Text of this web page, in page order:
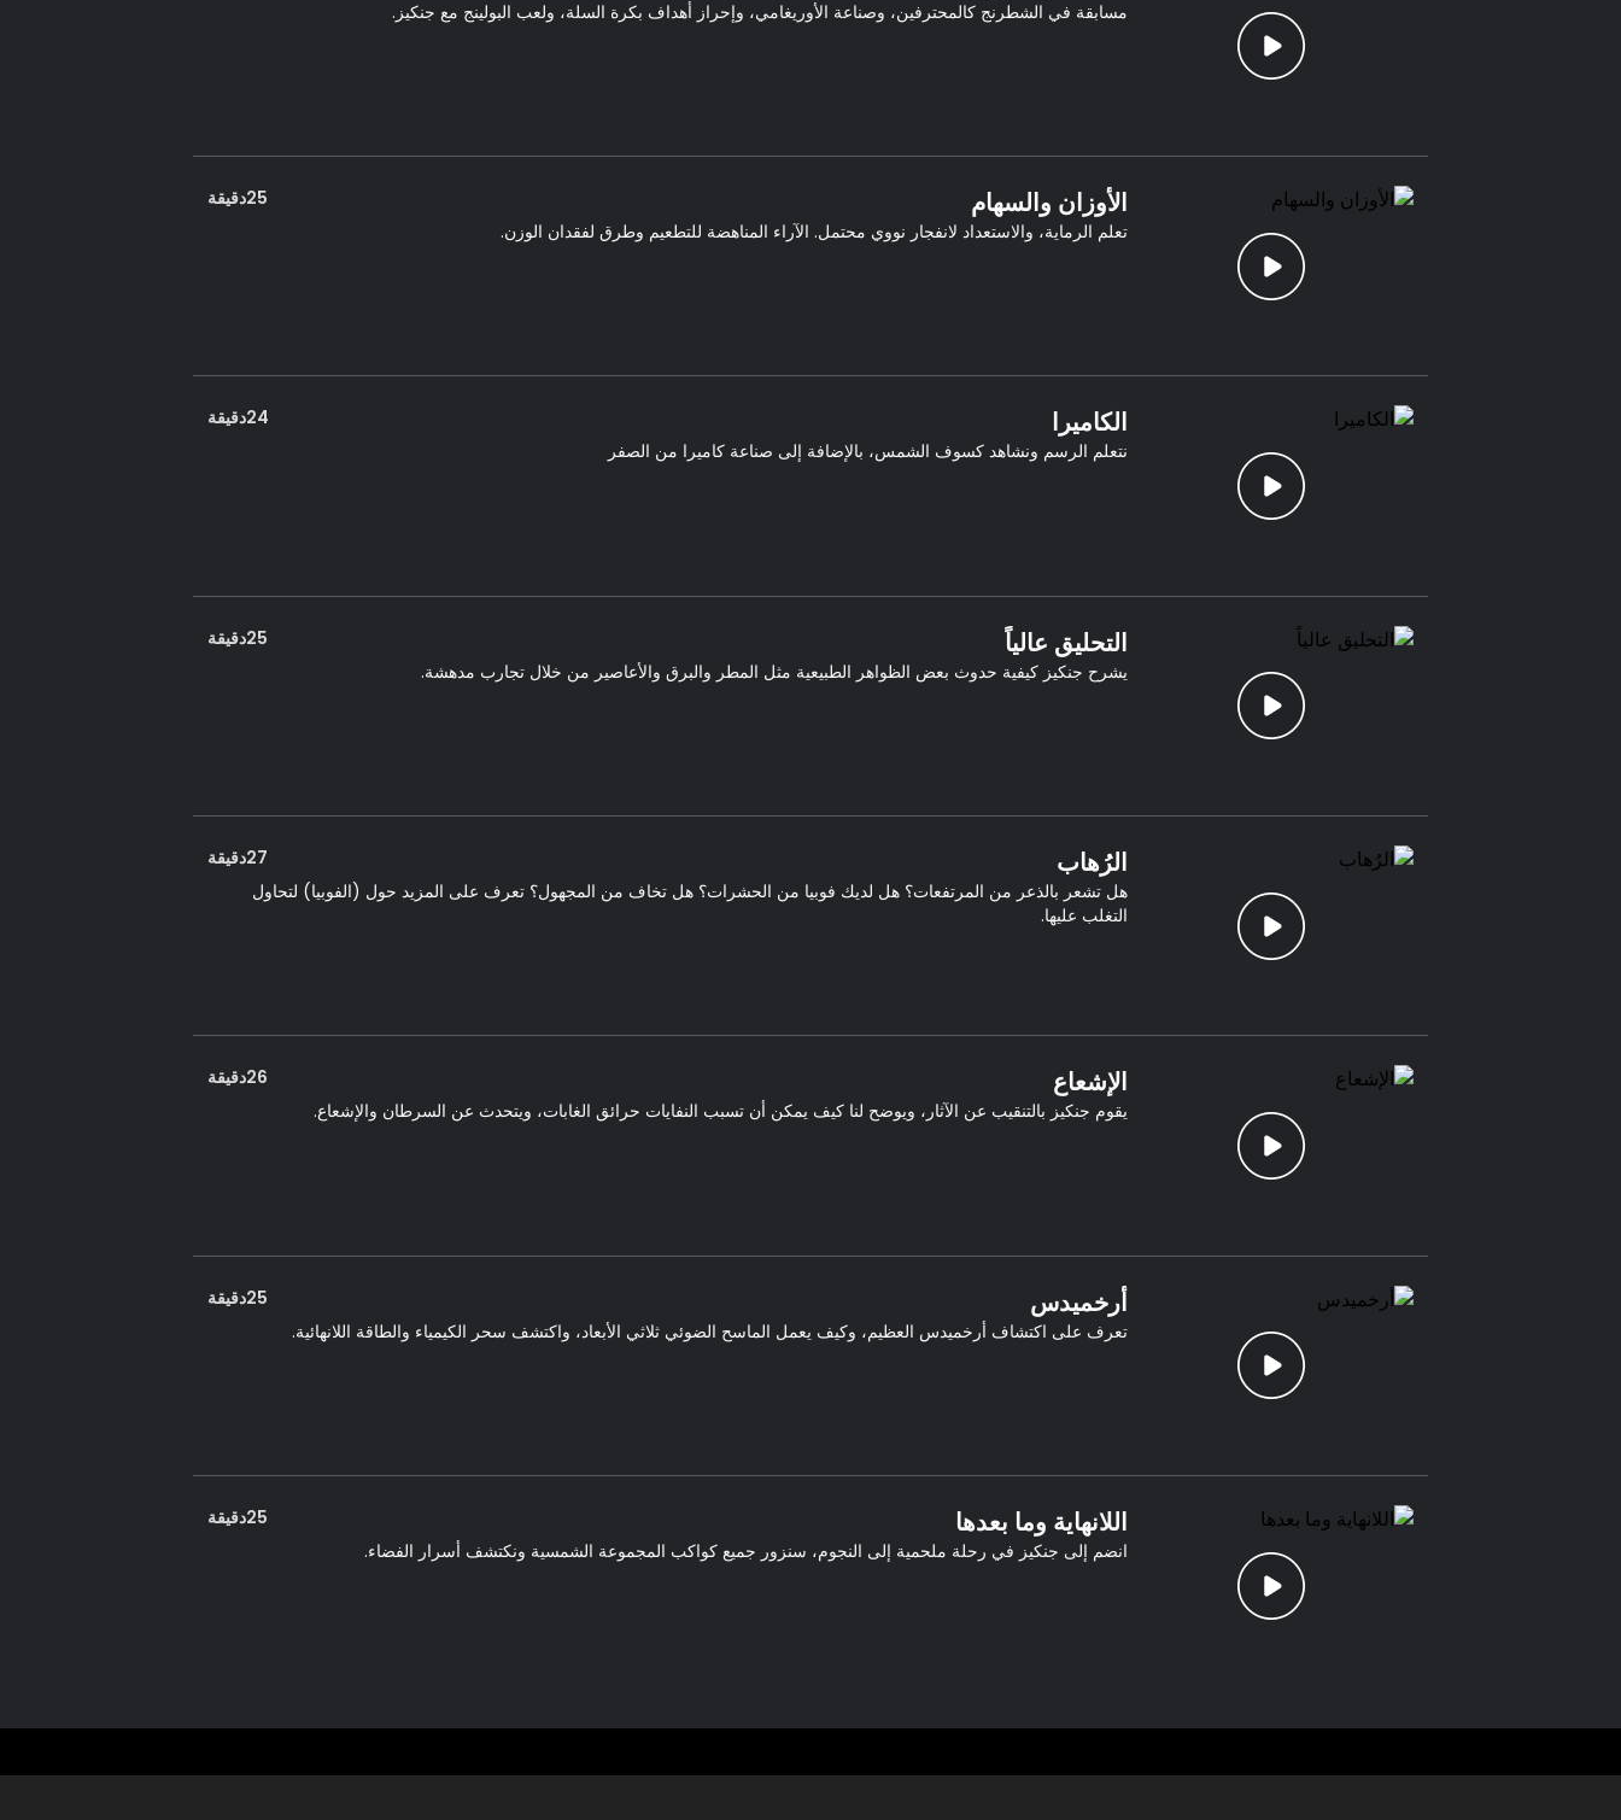
مسابقة في الشطرنج كالمحترفين، وصناعة الأوريغامي، وإحراز أهداف بكرة السلة، ولعب البولينج مع جنكيز.
الأوزان والسهام
25دقيقة
تعلم الرماية، والاستعداد لانفجار نووي محتمل. الآراء المناهضة للتطعيم وطرق لفقدان الوزن.
الكاميرا
24دقيقة
نتعلم الرسم ونشاهد كسوف الشمس، بالإضافة إلى صناعة كاميرا من الصفر
التحليق عالياً
25دقيقة
يشرح جنكيز كيفية حدوث بعض الظواهر الطبيعية مثل المطر والبرق والأعاصير من خلال تجارب مدهشة.
الرُهاب
27دقيقة
هل تشعر بالذعر من المرتفعات؟ هل لديك فوبيا من الحشرات؟ هل تخاف من المجهول؟ تعرف على المزيد حول (الفوبيا) لتحاول
التغلب عليها.
الإشعاع
26دقيقة
يقوم جنكيز بالتنقيب عن الآثار، ويوضح لنا كيف يمكن أن تسبب النفايات حرائق الغابات، ويتحدث عن السرطان والإشعاع.
أرخميدس
25دقيقة
تعرف على اكتشاف أرخميدس العظيم، وكيف يعمل الماسح الضوئي ثلاثي الأبعاد، واكتشف سحر الكيمياء والطاقة اللانهائية.
اللانهاية وما بعدها
25دقيقة
انضم إلى جنكيز في رحلة ملحمية إلى النجوم، سنزور جميع كواكب المجموعة الشمسية ونكتشف أسرار الفضاء.